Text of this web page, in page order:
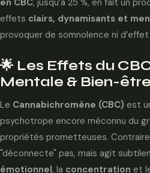
effets clairs, dynamisants et
provoquer de somnolence ni
🌟 Les Effets du
Mentale & Bien-être
Le Cannabichromène (CBC) est
psychotrope encore méconnu du
propriétés prometteuses.
"déconnecte" pas, mais agit
émotionnel, la concentration et